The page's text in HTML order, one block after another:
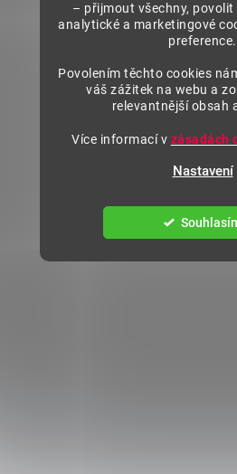
– přijmout všechny,
analytické a marketingové
preference.
Povolením těchto cookies
váš zážitek na webu a
relevantnější obsah
Více informací v zásadách
Nastavení